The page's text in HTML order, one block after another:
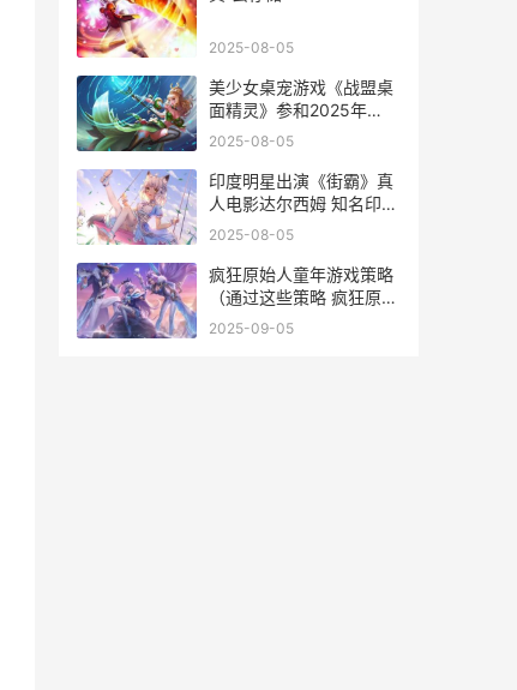
2025-08-05
美少女桌宠游戏《战盟桌
面精灵》参和2025年
Steam鉴赏家大会 美少女
2025-08-05
印度明星出演《街霸》真
人电影达尔西姆 知名印度
演员
2025-08-05
疯狂原始人童年游戏策略
（通过这些策略 疯狂原始
人小孩叫什么
2025-09-05